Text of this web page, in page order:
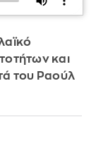
και
του Ραούλ